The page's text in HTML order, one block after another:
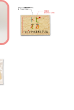
スクエアクッキー